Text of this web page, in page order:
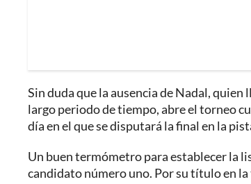
Sin duda que la ausencia de Nadal,
largo periodo de tiempo, abre el torneo
día en el que se disputará la final en la
Un buen termómetro para establecer la
candidato número uno. Por su título en